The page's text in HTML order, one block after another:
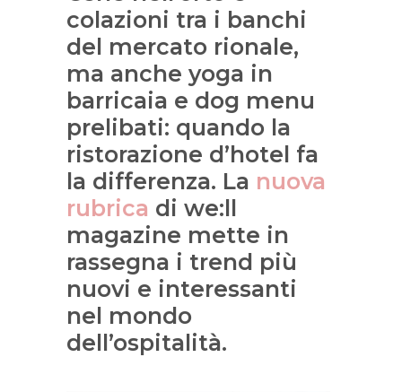
colazioni tra i banchi
del mercato rionale,
ma anche yoga in
barricaia e dog menu
prelibati: quando la
ristorazione d’hotel fa
la differenza. La nuova
rubrica di we:ll
magazine mette in
rassegna i trend più
nuovi e interessanti
nel mondo
dell’ospitalità.